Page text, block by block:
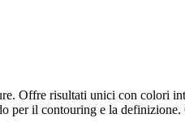
Offre risultati unici con colori
per il contouring e la